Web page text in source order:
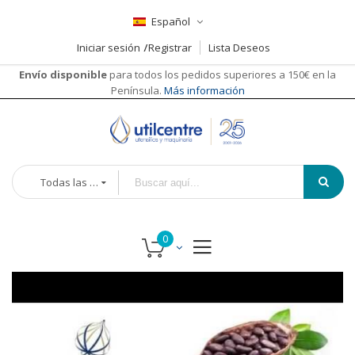
Español
Iniciar sesión
Registrar
Lista Deseos
Envío disponible para todos los pedidos superiores a 150€ en la
Península. Más información
Todas las categorías